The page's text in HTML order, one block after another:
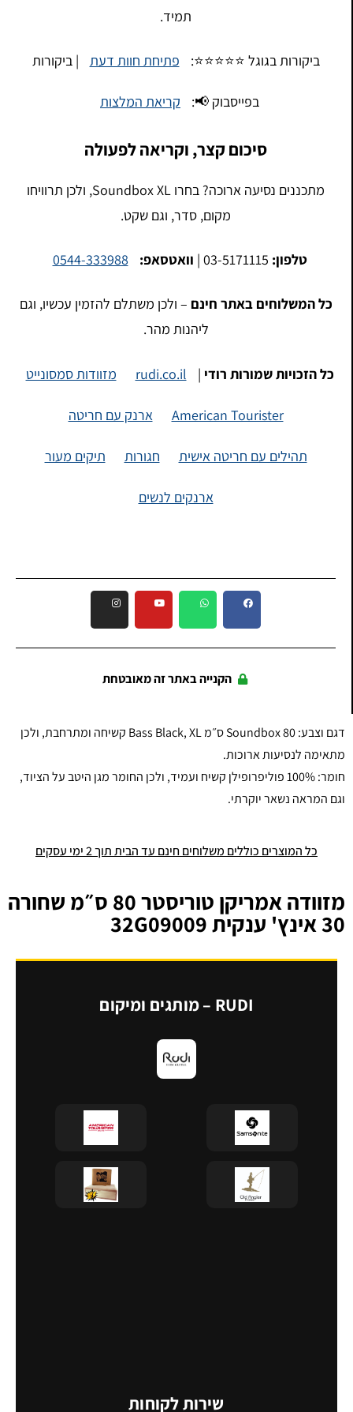
תמיד.
ביקורות בגוגל ⭐⭐⭐⭐⭐: פתיחת חוות דעת | ביקורות
בפייסבוק 📢: קריאת המלצות
סיכום קצר, וקריאה לפעולה
מתכננים נסיעה ארוכה? בחרו Soundbox XL, ולכן תרוויחו
מקום, סדר, וגם שקט.
טלפון:03-5171115 | וואטסאפ: 0544-333988
כל המשלוחים באתר חינם– ולכן משתלם להזמין עכשיו, וגם
ליהנות מהר.
כל הזכויות שמורות רודי|
rudi.co.il מזוודות סמסונייט
American Tourister ארנק עם חריטה
תהילים עם חריטה אישית חגורות תיקים מעור
ארנקים לנשים
הקנייה באתר זה מאובטחת
דגם וצבע: Soundbox 80 ס״מ Bass Black, XL קשיחה ומתרחבת, ולכן
מתאימה לנסיעות ארוכות.
חומר: 100% פוליפרופילן קשיח ועמיד, ולכן החומר מגן היטב על הציוד,
וגם המראה נשאר יוקרתי.
כל המוצרים כוללים משלוחים חינם עד הבית תוך 2 ימי עסקים
מזוודה אמריקן טוריסטר 80 ס״מ שחורה
30 אינץ' ענקית 32G09009
RUDI – מותגים ומיקום
שירות לקוחות